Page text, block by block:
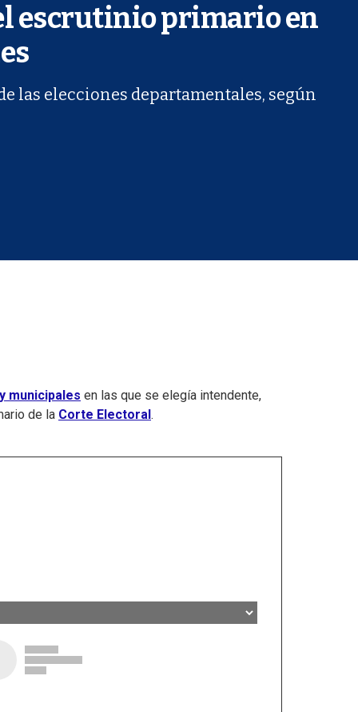
escrutinio primario en
las elecciones departamentales, según
municipales en las que se elegía intendente,
de la Corte Electoral.